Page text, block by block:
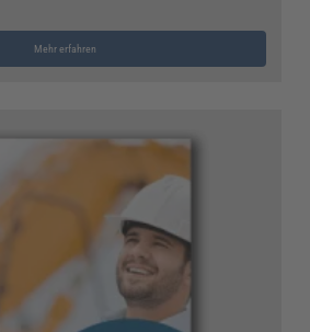
Mehr erfahren